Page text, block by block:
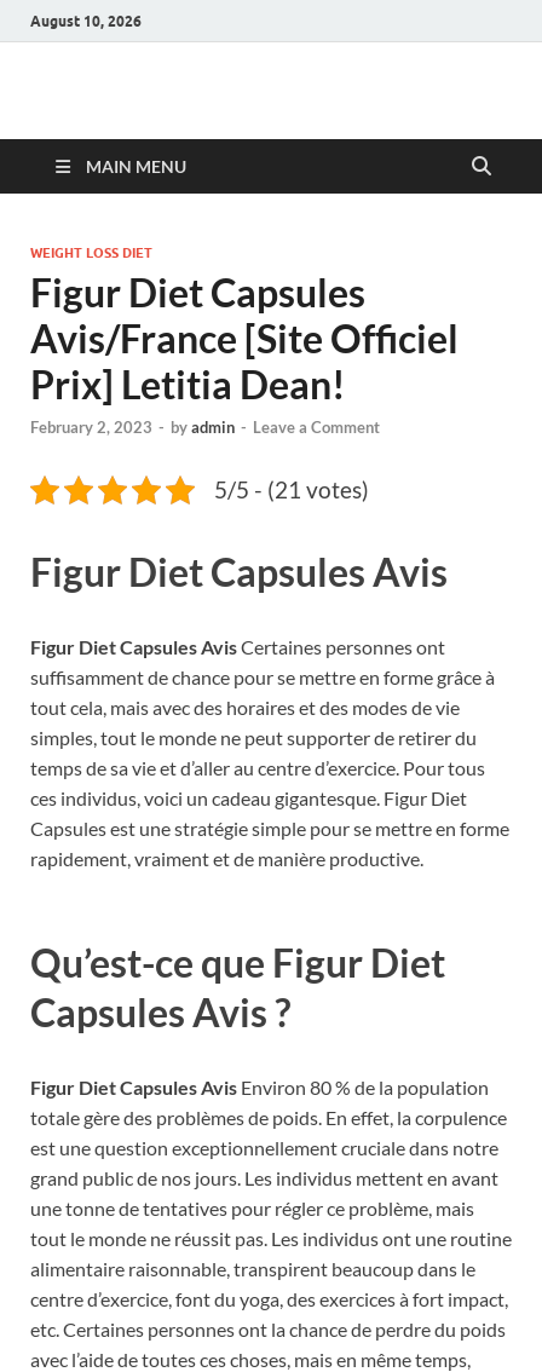
August 10, 2026
Hulk Supplements
MAIN MENU
WEIGHT LOSS DIET
Figur Diet Capsules
Avis/France [Site Officiel
Prix] Letitia Dean!
February 2, 2023 - byadmin - Leave a Comment
5/5 - (21 votes)
Figur Diet Capsules Avis
Figur Diet Capsules AvisCertaines personnes ont
suffisamment de chance pour se mettre en forme grâce à
tout cela, mais avec des horaires et des modes de vie
simples, tout le monde ne peut supporter de retirer du
temps de sa vie et d’aller au centre d’exercice. Pour tous
ces individus, voici un cadeau gigantesque. Figur Diet
Capsules est une stratégie simple pour se mettre en forme
rapidement, vraiment et de manière productive.
Qu’est-ce que Figur Diet
Capsules Avis ?
Figur Diet Capsules Avis Environ 80 % de la population
totale gère des problèmes de poids. En effet, la corpulence
est une question exceptionnellement cruciale dans notre
grand public de nos jours. Les individus mettent en avant
une tonne de tentatives pour régler ce problème, mais
tout le monde ne réussit pas. Les individus ont une routine
alimentaire raisonnable, transpirent beaucoup dans le
centre d’exercice, font du yoga, des exercices à fort impact,
etc. Certaines personnes ont la chance de perdre du poids
avec l’aide de toutes ces choses, mais en même temps,